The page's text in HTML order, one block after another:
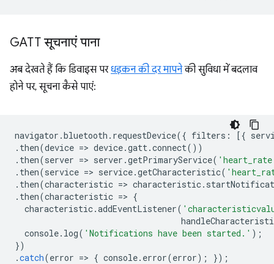
GATT सूचनाएं पाना
अब देखते हैं कि डिवाइस परधड़कन की दर मापनेकी सुविधा में बदलाव
होने पर, सूचना कैसे पाएं:
navigator .bluetooth . requestDevice({ filters : [{
. then(device => device.gatt.connect())
. then(server => server .getPrimaryService(
. then(service => service.getCharacteristic(
. then(characteristic => characteristic.
. then(characteristic => {
characteristic.addEventListener(
console. log( 'Notifications have been started.' );
})
.catch(error => { console. error(error); });